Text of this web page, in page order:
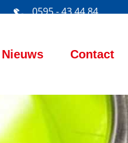
0595 - 43 44 84
Nieuws Contact